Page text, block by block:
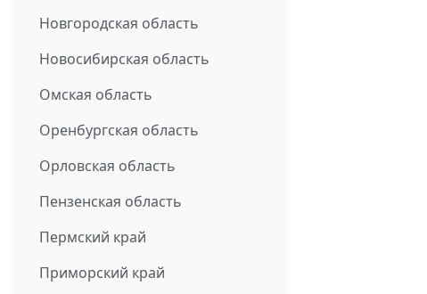
Новгородская область
Новосибирская область
Омская область
Оренбургская область
Орловская область
Пензенская область
Пермский край
Приморский край